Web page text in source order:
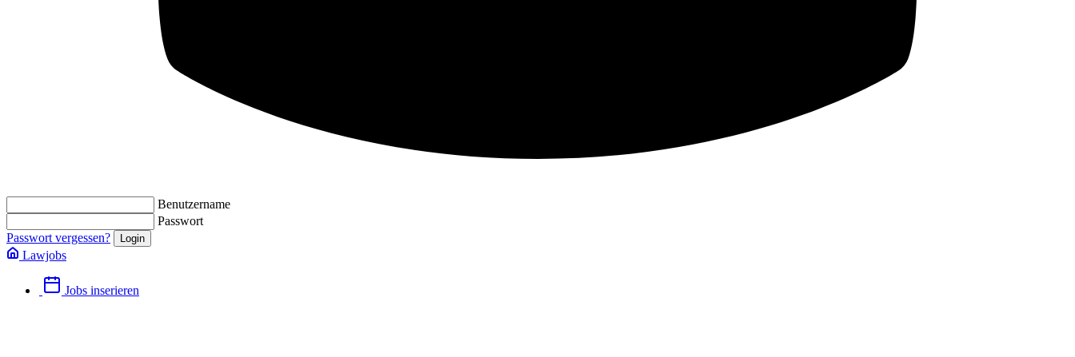
Benutzername
Passwort
Passwort vergessen?
Lawjobs
Jobs inserieren